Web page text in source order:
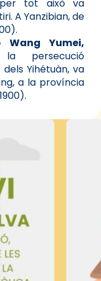
tot això va
A Yanzibian, de
Yumei,
persecució
Yihétuàn, va
a la província